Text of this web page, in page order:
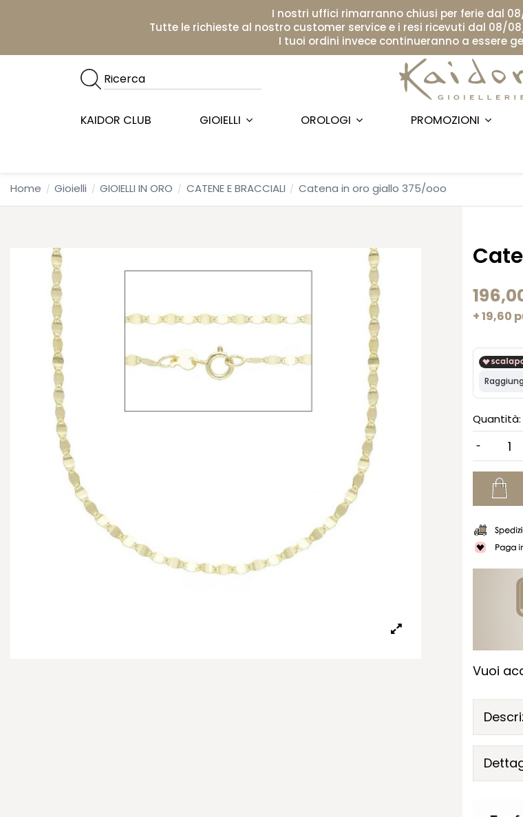
I nostri uffici rimarranno chiusi per ferie dal
Tutte le richieste al nostro customer service e i resi ricevuti dal 08/
I tuoi ordini invece continueranno a essere
KAIDOR CLUB GIOIELLI OROLOGI PROMOZIONI
Home Gioielli GIOIELLI IN ORO CATENE E BRACCIALI Catena in oro giallo 375/ooo
+ 19,60
Quantità:
Vuoi